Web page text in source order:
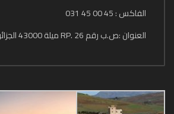
الفاكس : 45 00 45 031
العنوان :ص.ب رقم 26 .RP ميلة 43000 الجزائر